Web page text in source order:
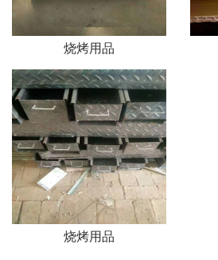
烧烤用品
烧烤用品